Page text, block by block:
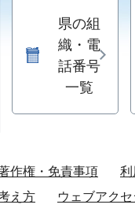
県の組
織・電
話番号
一覧
作権・免責事項
利
え方
ウェブアク